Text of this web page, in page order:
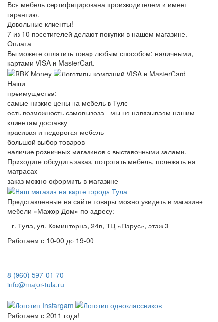
Вся мебель сертифицирована производителем и имеет
гарантию.
Довольные клиенты!
7 из 10 посетителей делают покупки в нашем магазине.
Оплата
Вы можете оплатить товар любым способом: наличными,
картами VISA и MasterCart.
Наши
преимущества:
самые низкие цены на мебель в Туле
есть возможность самовывоза - мы не навязываем нашим
клиентам доставку
красивая и недорогая мебель
большой выбор товаров
наличие розничных магазинов с выставочными залами.
Приходите обсудить заказ, потрогать мебель, полежать на
матрасах
заказ можно оформить в магазине
Представленные на сайте товары можно увидеть в магазине
мебели «Мажор Дом» по адресу:
- г. Тула, ул. Коминтерна, 24в, ТЦ «Парус», этаж 3
Работаем с 10-00 до 19-00
8 (960) 597-01-70
info@major-tula.ru
Работаем с 2011 года!